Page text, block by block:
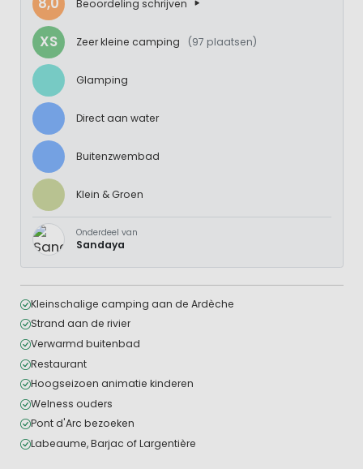
Beoordeling schrijven
XS Zeer kleine camping (97 plaatsen)
Glamping
Direct aan water
Buitenzwembad
Klein & Groen
Onderdeel van
Sandaya
Kleinschalige camping aan de Ardèche
Strand aan de rivier
Verwarmd buitenbad
Restaurant
Hoogseizoen animatie kinderen
Welness ouders
Pont d'Arc bezoeken
Labeaume, Barjac of Largentière